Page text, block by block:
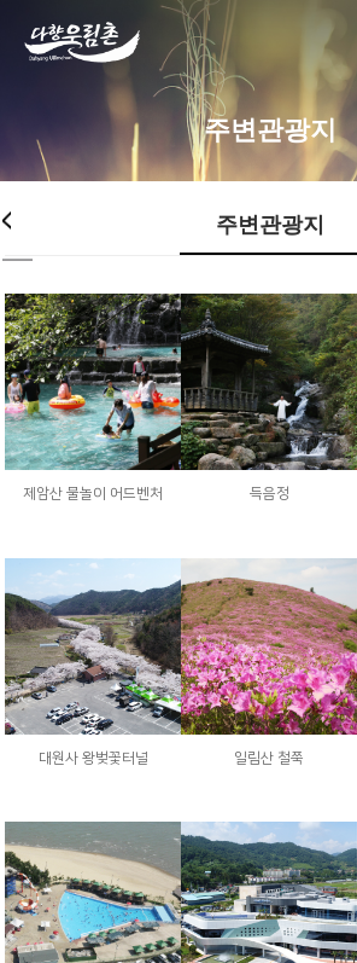
주변관광지
주변관광지
제암산 물놀이 어드벤처 득음정
대원사 왕벚꽃터널 일림산 철쭉